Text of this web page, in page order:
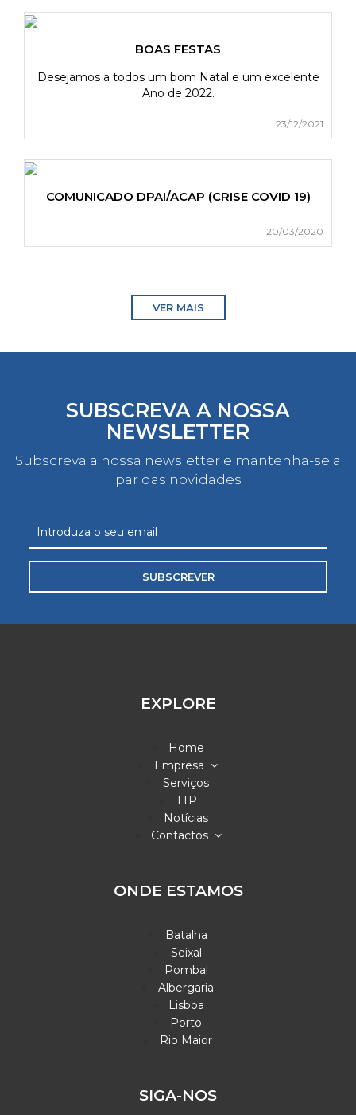
BOAS FESTAS
Desejamos a todos um bom Natal e um excelente
Ano de 2022.
23/12/2021
COMUNICADO DPAI/ACAP (CRISE COVID 19)
20/03/2020
VER MAIS
SUBSCREVA A NOSSA
NEWSLETTER
Subscreva a nossa newsletter e mantenha-se a
par das novidades
SUBSCREVER
EXPLORE
Home
Empresa
Serviços
TTP
Notícias
Contactos
ONDE ESTAMOS
Batalha
Seixal
Pombal
Albergaria
Lisboa
Porto
Rio Maior
SIGA-NOS